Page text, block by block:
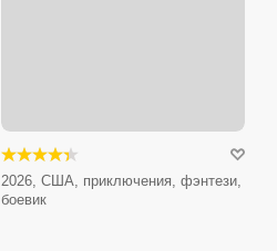
2026, США, приключения, фэнтези,
боевик